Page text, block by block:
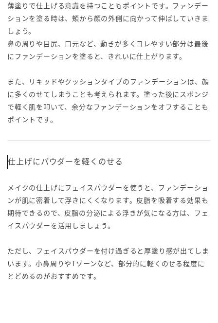
薄塗りで仕上げる意識を持つこともポイントです。ファンデー
ションを塗る時は、頬から顔の外側に向かって伸ばしていきま
しょう。
鼻の周りや目尻、口元など、動きが多くヨレやすい部分は最後
にファンデーションを塗ると、きれいに仕上がります。
また、リキッドやクッションタイプのファンデーションは、顔
に多くのせてしまうことも考えられます。塗った後にスポンジ
で軽く肌を叩いて、余分なファンデーションをオフすることも
ポイントです。
仕上げにパウダーを軽くのせる
メイクの仕上げにフェイスパウダーを使うと、ファンデーショ
ンが肌に密着して浮きにくくなります。皮脂を吸着する効果も
期待できるので、皮脂の分泌による浮きが気になる方は、フェ
イスパウダーを活用しましょう。
ただし、フェイスパウダーを付け過ぎると厚塗り感が出てしま
います。小鼻周りやTゾーンなど、部分的に軽くのせる程度に
とどめるのがおすすめです。